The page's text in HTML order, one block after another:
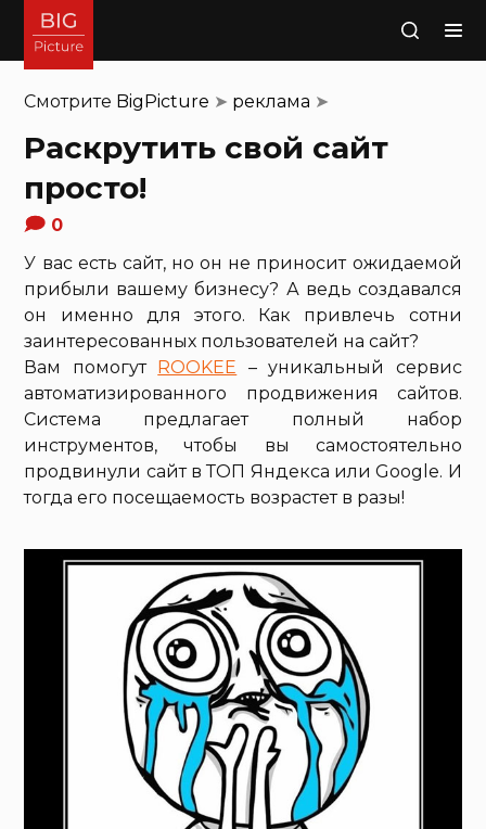
Поиск
Смотрите BigPicture ➤ реклама ➤
Раскрутить свой сайт
просто!
0
У вас есть сайт, но он не приносит ожидаемой
прибыли вашему бизнесу? А ведь создавался
он именно для этого. Как привлечь сотни
заинтересованных пользователей на сайт?
Вам помогут ROOKEE – уникальный сервис
автоматизированного продвижения сайтов.
Система предлагает полный набор
инструментов, чтобы вы самостоятельно
продвинули сайт в ТОП Яндекса или Google. И
тогда его посещаемость возрастет в разы!